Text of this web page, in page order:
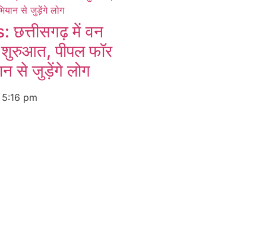
छत्तीसगढ़ में वन
शुरुआत, पीपल फॉर
से जुड़ेंगे लोग
5:16 pm